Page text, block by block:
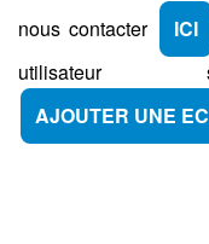
nous contacter
ICI
AJOUTER UNE